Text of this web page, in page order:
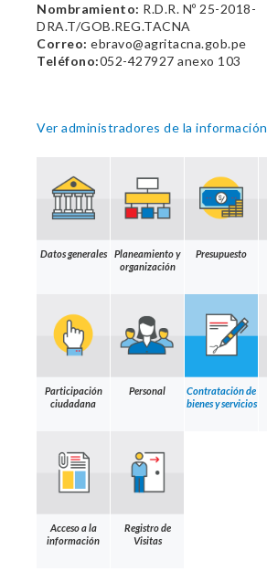
Nombramiento: R.D.R. Nº 25-2018-
DRA.T/GOB.REG.TACNA
Correo: ebravo@agritacna.gob.pe
Teléfono:052-427927 anexo 103
Ver administradores de la información
Datos generales
Planeamiento y
organización
Presupuesto
Participación
ciudadana
Personal
Contratación de
bienes y servicios
Acceso a la
información
Registro de
Visitas